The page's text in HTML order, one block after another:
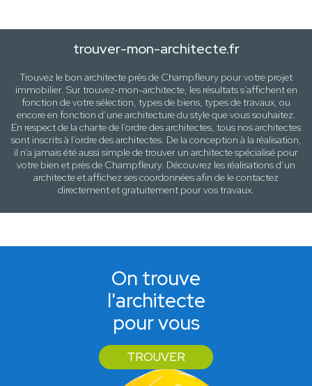
trouver-mon-architecte.fr
Trouvez le bon architecte près de Champfleury pour votre projet
immobilier. Sur trouvez-mon-architecte, les résultats s’affichent en
fonction de votre sélection, types de biens, types de travaux, ou
encore en fonction d’une architecturedu style que vous souhaitez.
En respect de la charte de l’ordre des architectes, tous nos architectes
sont inscrits à l’ordre des architectes. De la conception à la réalisation,
il n’a jamais été aussi simple de trouver un architecte spécialisé pour
votre bien et près de Champfleury. Découvrez les réalisations d’un
architecte et affichez ses coordonnées afin de le contactez
directement et gratuitement pourvos travaux.
On trouve
l'architecte
pour vous
TROUVER